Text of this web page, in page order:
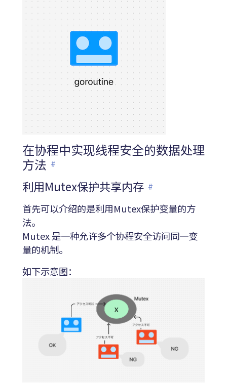
在协程中实现线程安全的数据处理
方法 #
利用Mutex保护共享内存 #
首先可以介绍的是利用Mutex保护变量的方
法。
Mutex 是一种允许多个协程安全访问同一变
量的机制。
如下示意图：